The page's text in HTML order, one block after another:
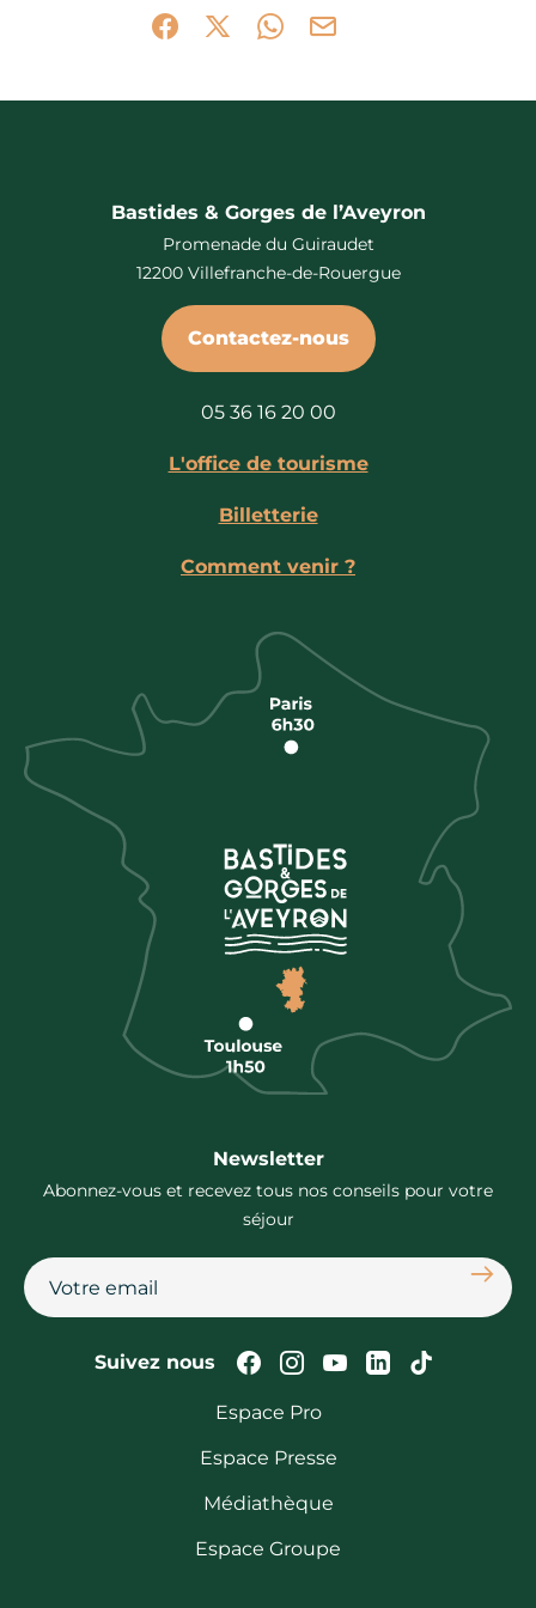
Partager sur Facebook (nouvelle
Partager sur X / Twitter (nouvelle
Partager sur WhatsApp
Partager par mail
Bastides & Gorges de l’Aveyron
Promenade du Guiraudet
12200 Villefranche-de-Rouergue
Contactez-nous
05 36 16 20 00
L'office de tourisme
Billetterie
Comment venir ?
Newsletter
Abonnez-vous et recevez tous nos conseils pour votre
séjour
Suivez nous Suivez-nous sur
Suivez-nous sur
Suivez-nous
Suivez-Suivez-
Espace Pro
Espace Presse
Médiathèque
Espace Groupe